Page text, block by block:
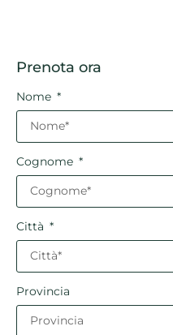
Prenota ora
Nome
Cognome
Città
Provincia